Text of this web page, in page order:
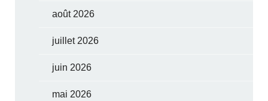
août 2026
juillet 2026
juin 2026
mai 2026